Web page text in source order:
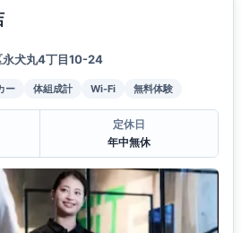
永犬丸4丁目10-24
ー 体組成計 Wi-Fi 無料体験
定休日
年中無休